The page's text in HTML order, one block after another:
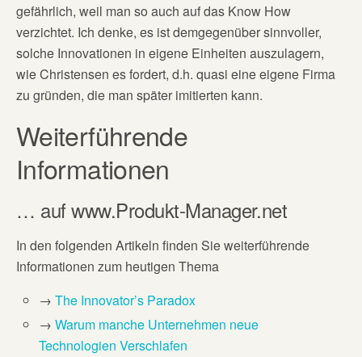
gefährlich, weil man so auch auf das Know How
verzichtet. Ich denke, es ist demgegenüber sinnvoller,
solche Innovationen in eigene Einheiten auszulagern,
wie Christensen es fordert, d.h. quasi eine eigene Firma
zu gründen, die man später imitierten kann.
Weiterführende
Informationen
… auf www.Produkt-Manager.net
In den folgenden Artikeln finden Sie weiterführende
Informationen zum heutigen Thema
→The Innovator’s Paradox
→Warum manche Unternehmen neue
Technologien Verschlafen